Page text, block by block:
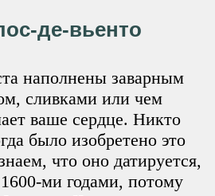
де-вьенто
наполнены заварным
сливками или чем
ваше сердце. Никто
было изобретено это
что оно датируется,
ми годами, потому